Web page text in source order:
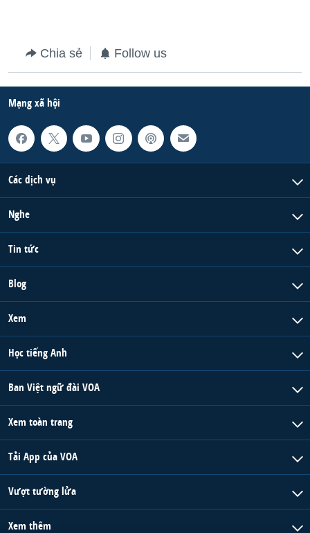
Chia sẻ Follow us
Mạng xã hội
Các dịch vụ
Nghe
Tin tức
Blog
Xem
Học tiếng Anh
Ban Việt ngữ đài VOA
Xem toàn trang
Tải App của VOA
Vượt tường lửa
Xem thêm